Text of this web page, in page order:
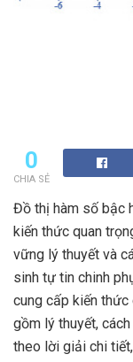
0
CHIA SẺ
Đồ thị hàm số bậc
kiến thức quan
vững lý thuyết và
sinh tự tin chinh
cung cấp kiến thức
gồm lý thuyết,
theo lời giải chi